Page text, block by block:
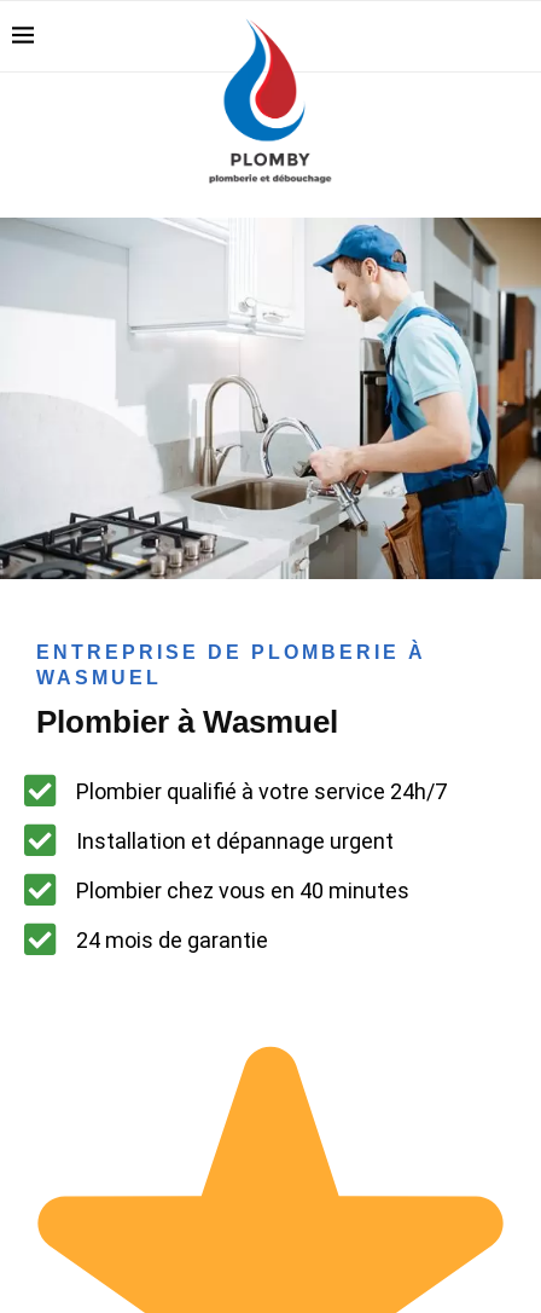
ENTREPRISE DE PLOMBERIE À
WASMUEL
Plombier à Wasmuel
Plombier qualifié à votre service 24h/7
Installation et dépannage urgent
Plombier chez vous en 40 minutes
24 mois de garantie